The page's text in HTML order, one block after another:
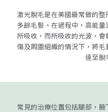
激光脫毛是在美國最常做的
多餘毛髮。在過程中，高能
所吸收，而所吸收的光波，
傷及周圍組織的情況下，將毛
達至脫
常見的治療位置包括腿部，